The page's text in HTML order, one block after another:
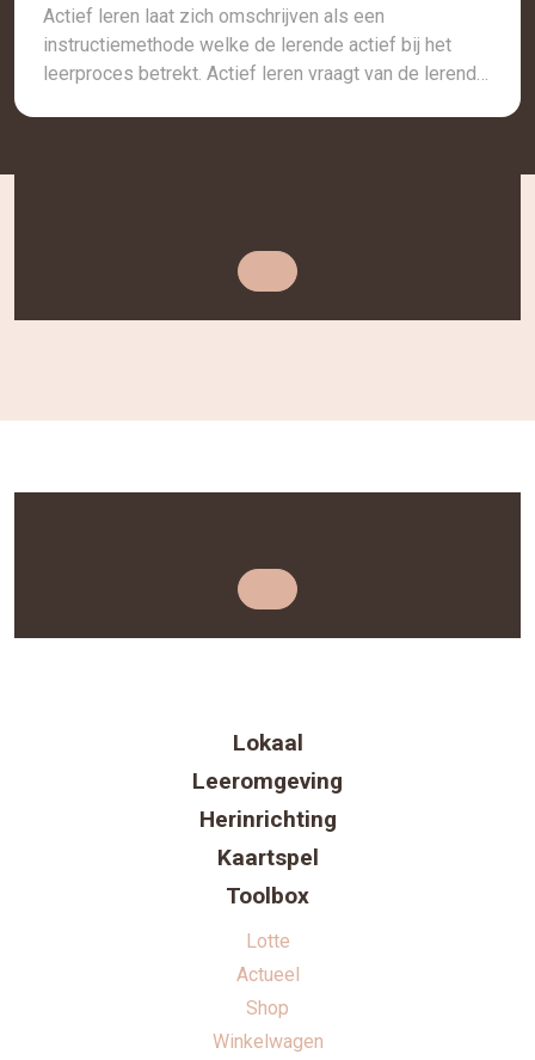
Actief leren laat zich omschrijven als een
instructiemethode welke de lerende actief bij het
leerproces betrekt. Actief leren vraagt van de lerende
Lokaal
Leeromgeving
Herinrichting
Kaartspel
Toolbox
Lotte
Actueel
Shop
Winkelwagen